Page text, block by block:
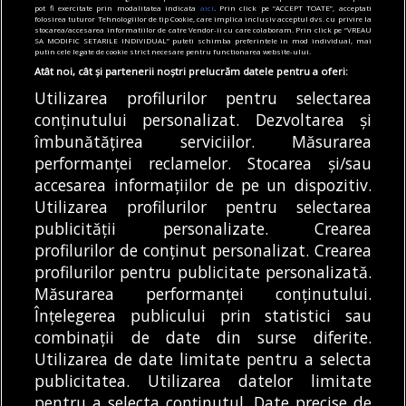
ajutor pentru îngrijirea bebelușilor. Cât
valorează tichetul social
05/08/2026
Articole Știri
Noi întreruperi de curent în București, Ilfov
și Giurgiu. Rețele Electrice Muntenia
transmite lista actualizată a străzilor
afectate
MODIFICĂ SETĂRILE COOKIES
© Copyright 2025 - Buletin de București.
Găzduit dePresslabs.com. Powered by TRS Design.
Despre
Noi
Media
Kit
Politică De
Confidențialitate
Cookie
Policy (EU)
Cookie
Policy
pot fi exercitate prin modalitatea indicata aici . Prin click pe “ACCEPT TOATE”, acceptati
folosirea tuturor Tehnologiilor de tip Cookie, care implica inclusiv acceptul dvs. cu privire la
stocarea/accesarea informatiilor de catre Vendor-ii cu care colaboram. Prin click pe “VREAU
SA MODIFIC SETARILE INDIVIDUAL” puteti schimba preferintele in mod individual, mai
putin cele legate de cookie strict necesare pentru functionarea website-ului.
Atât noi, cât și partenerii noștri prelucrăm datele pentru a oferi:
Utilizarea profilurilor pentru selectarea
conținutului personalizat. Dezvoltarea și
îmbunătățirea serviciilor. Măsurarea
performanței reclamelor. Stocarea și/sau
accesarea informațiilor de pe un dispozitiv.
Utilizarea profilurilor pentru selectarea
publicității personalizate. Crearea
profilurilor de conținut personalizat. Crearea
profilurilor pentru publicitate personalizată.
Măsurarea performanței conținutului.
Înțelegerea publicului prin statistici sau
combinații de date din surse diferite.
Utilizarea de date limitate pentru a selecta
publicitatea. Utilizarea datelor limitate